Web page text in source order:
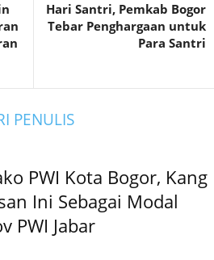
Hari Santri, Pemkab Bogor
Tebar Penghargaan untuk
Para Santri
PENULIS
PWI Kota Bogor, Kang
Ini Sebagai Modal
PWI Jabar